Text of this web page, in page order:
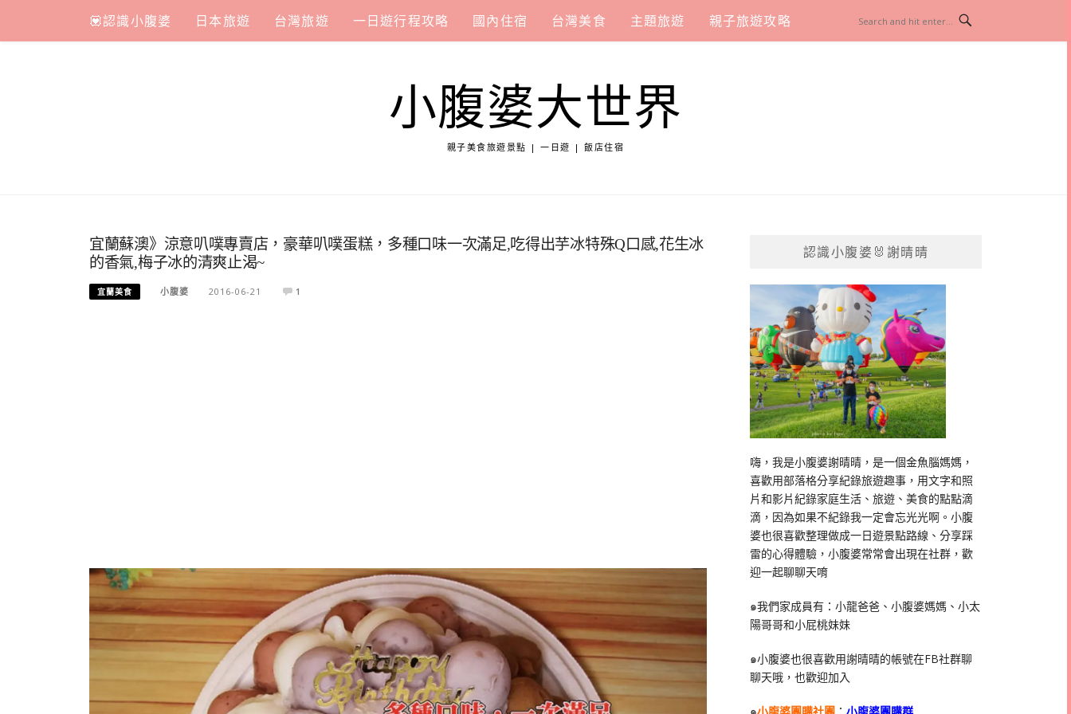
content
💟認識小腹婆 日本旅遊 台灣旅遊 一日遊行程攻略 國內住宿 台灣美食 主題旅遊 親子旅遊攻略
小腹婆大世界
親子美食旅遊景點 | 一日遊 | 飯店住宿
宜蘭蘇澳》涼意叭噗專賣店，豪華叭噗蛋糕，多種口味一次滿足,吃得出芋冰特殊Q口感,花生冰
的香氣,梅子冰的清爽止渴~
宜蘭美食 小腹婆 2016-06-21 1
認識小腹婆🐰謝晴晴
嗨，我是小腹婆謝晴晴，是一個金魚腦媽媽，
喜歡用部落格分享紀錄旅遊趣事，用文字和照
片和影片紀錄家庭生活、旅遊、美食的點點滴
滴，因為如果不紀錄我一定會忘光光啊。小腹
婆也很喜歡整理做成一日遊景點路線、分享踩
雷的心得體驗，小腹婆常常會出現在社群，歡
迎一起聊聊天唷
๑我們家成員有：小龍爸爸、小腹婆媽媽、小太
陽哥哥和小屁桃妹妹
๑小腹婆也很喜歡用謝晴晴的帳號在FB社群聊
聊天哦，也歡迎加入